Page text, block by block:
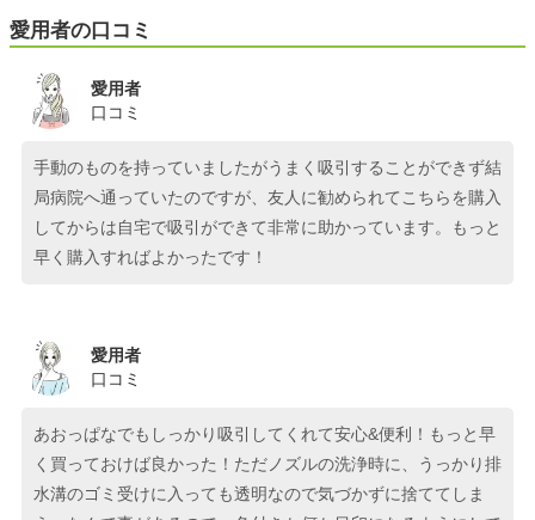
愛用者の口コミ
愛用者
口コミ
手動のものを持っていましたがうまく吸引することができず結
局病院へ通っていたのですが、友人に勧められてこちらを購入
してからは自宅で吸引ができて非常に助かっています。もっと
早く購入すればよかったです！
愛用者
口コミ
あおっぱなでもしっかり吸引してくれて安心&便利！もっと早
く買っておけば良かった！ただノズルの洗浄時に、うっかり排
水溝のゴミ受けに入っても透明なので気づかずに捨ててしま